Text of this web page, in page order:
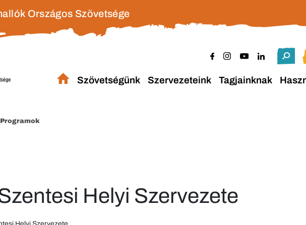
Országos Szövetsége
Szövetségünk Szervezeteink Tagjainknak
Programok
Helyi Szervezete